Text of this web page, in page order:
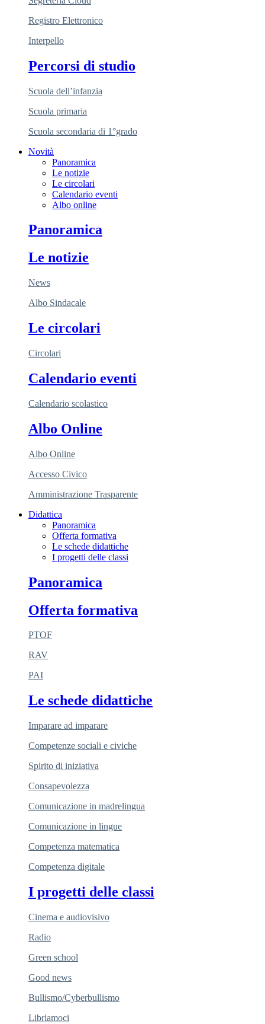
Registro Elettronico
Interpello
Percorsi di studio
Scuola dell’infanzia
Scuola primaria
Scuola secondaria di 1°grado
Novità
Panoramica
Le notizie
Le circolari
Calendario eventi
Albo online
Panoramica
Le notizie
News
Albo Sindacale
Le circolari
Circolari
Calendario eventi
Calendario scolastico
Albo Online
Albo Online
Accesso Civico
Amministrazione Trasparente
Didattica
Panoramica
Offerta formativa
Le schede didattiche
I progetti delle classi
Panoramica
Offerta formativa
PTOF
RAV
PAI
Le schede didattiche
Imparare ad imparare
Competenze sociali e civiche
Spirito di iniziativa
Consapevolezza
Comunicazione in madrelingua
Comunicazione in lingue
Competenza matematica
Competenza digitale
I progetti delle classi
Cinema e audiovisivo
Radio
Green school
Good news
Bullismo/Cyberbullismo
Libriamoci